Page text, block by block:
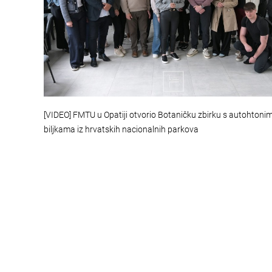
[VIDEO] FMTU u Opatiji otvorio Botaničku zbirku s
biljkama iz hrvatskih nacionalnih parkova